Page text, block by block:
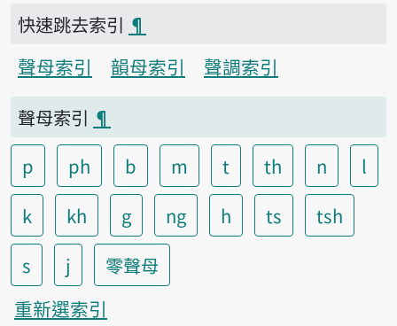
快速跳去索引 ¶
聲母索引
韻母索引
聲調索引
聲母索引 ¶
p
ph b m t th n
l
k
kh g ng h ts
tsh
s
j
零聲母
重新選索引